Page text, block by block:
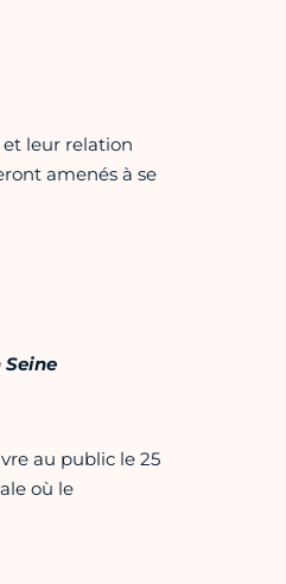
et leur relation
amenés à se
Seine
au public le 25
où le